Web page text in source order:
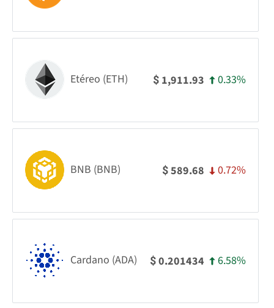
Etéreo (ETH) $ 1,911.93 0.33%
BNB (BNB) $589.68 0.72%
Cardano (ADA) $0.201434 6.58%